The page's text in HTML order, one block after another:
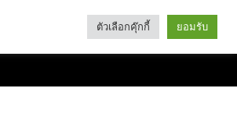
Categories
ตัวเลือกคุ๊กกี้ ยอมรับ